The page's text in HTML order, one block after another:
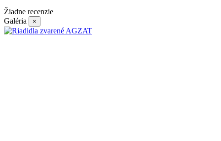
Žiadne recenzie
Galéria
×